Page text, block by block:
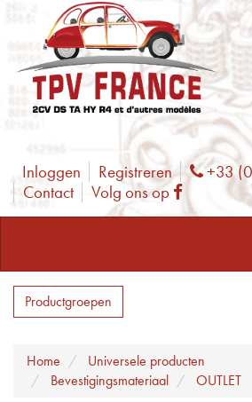
Inloggen Registreren Phone
+33
Contact
Volg ons op Facebook
Productgroepen
Home
Universele producten
Bevestigingsmateriaal
OUTLET